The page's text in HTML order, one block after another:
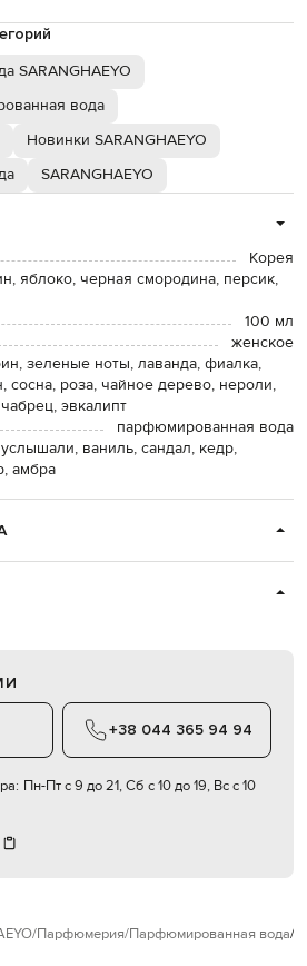
SARANGHAEYO
вода
Новинки SARANGHAEYO
SARANGHAEYO
Корея
яблоко, черная смородина, персик,
100 мл
женское
зеленые ноты, лаванда, фиалка,
сосна, роза, чайное дерево, нероли,
эвкалипт
парфюмированная вода
услышали, ваниль, сандал, кедр,
амбра
+38 044 365 94 94
Пн-Пт с 9 до 21, Сб с 10 до 19, Вс с 10
Парфюмерия Парфюмированная вода